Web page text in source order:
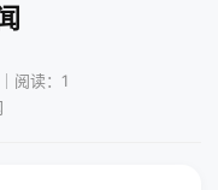
阅读：1